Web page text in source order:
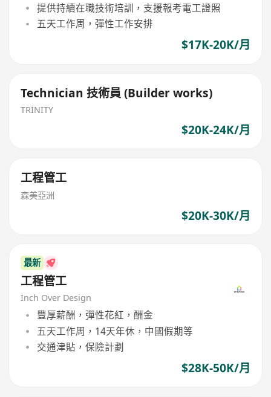
提供持續在職技術培訓，支援報考電工證照
五天工作周，彈性工作安排
$17K-20K/月
Technician 技術員 (Builder works)
TRINITY
$20K-24K/月
工程管工
森美亞洲
$20K-30K/月
最新
工程管工
Inch Over Design
豐厚薪酬，彈性花紅，酬金
五天工作周，14天年休，中國假期等
交通津貼，保險計劃
$28K-50K/月